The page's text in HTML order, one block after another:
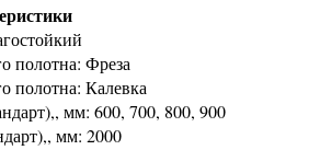
полотна: Фреза
полотна: Калевка
мм: 600, 700, 800, 900
мм: 2000